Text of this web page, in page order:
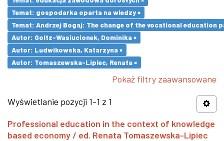
Temat: gospodarka oparta na wiedzy ×
Temat: Andrzej Bogaj: The change of the vocational education
Autor: Goltz-Wasiucionek, Dominika ×
Autor: Ludwikowska, Katarzyna ×
Autor: Tomaszewska-Lipiec, Renata ×
Pokaż filtry zaawansowane
Wyświetlanie pozycji 1-1 z 1
Professional education in the context of knowledge
based economy / ed. Renata Tomaszewska-Lipiec